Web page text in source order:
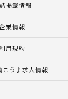
掲載情報
企業情報
利用規約
こう♪求人情報